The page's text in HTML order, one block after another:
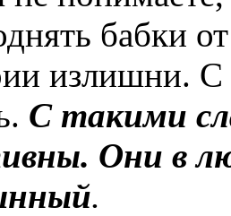
бабки
излишни. С
С такими
Они в
.